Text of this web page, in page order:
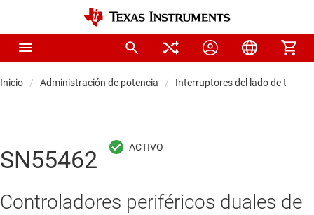
Inicio Administración de potencia Interruptores del lado de tierra
SN55462
Controladores periféricos duales de